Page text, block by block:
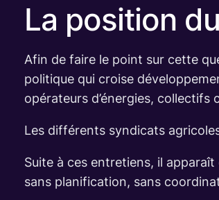
La position
Afin de faire le point sur cette
politique qui croise
opérateurs d’énergies, collectifs
Les différents syndicats
Suite à ces entretiens, il apparaît
sans planification, sans